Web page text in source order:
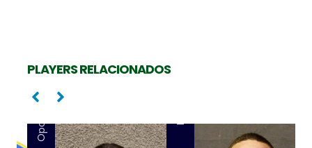
PLAYERS RELACIONADOS
Oposta